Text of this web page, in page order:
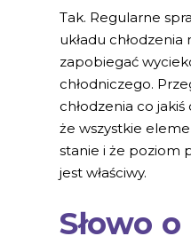
Tak. Regularne
układu
zapobiegać
chłodniczego.
chłodzenia co
że wszystkie
stanie i że poziom
jest właściwy.
Słowo o